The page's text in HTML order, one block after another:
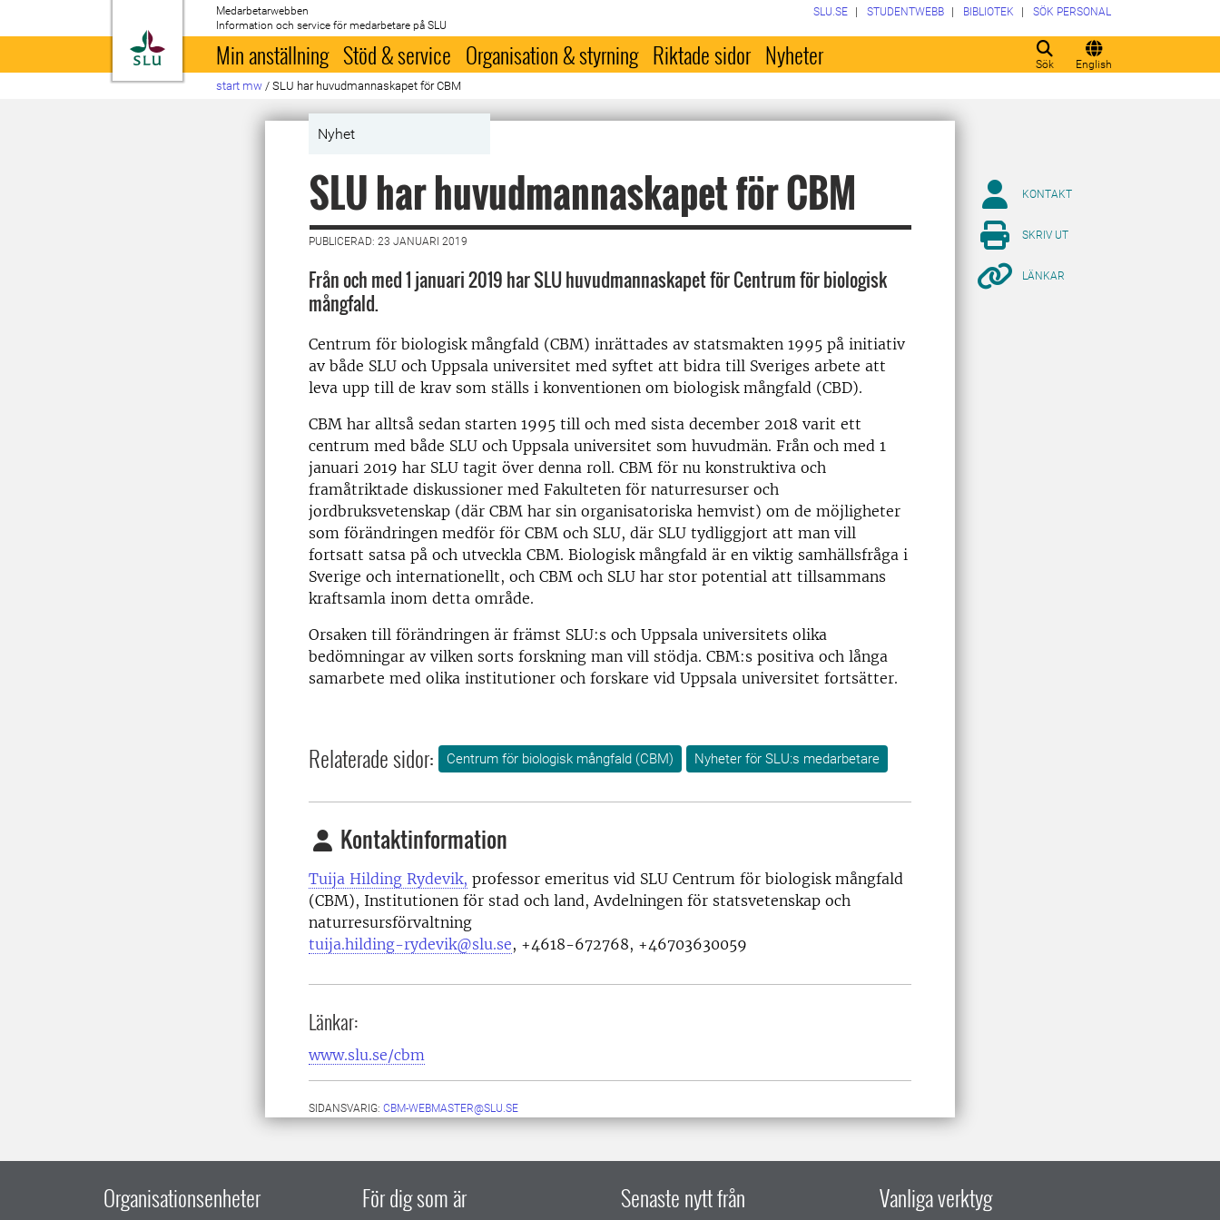
Till startsida
Medarbetarwebben
Information och service för medarbetare på SLU
Sök English
SLU.SE STUDENTWEBB BIBLIOTEK SÖK PERSONAL
Min anställning Stöd & service Organisation & styrning Riktade sidor Nyheter
start mw / SLU har huvudmannaskapet för CBM
Nyhet
SLU har huvudmannaskapet för CBM
PUBLICERAD: 23 JANUARI 2019
Från och med 1 januari 2019 har SLU huvudmannaskapet för Centrum för biologisk
mångfald.
Centrum för biologisk mångfald (CBM) inrättades av statsmakten 1995 på initiativ
av både SLU och Uppsala universitet med syftet att bidra till Sveriges arbete att
leva upp till de krav som ställs i konventionen om biologisk mångfald (CBD).
CBM har alltså sedan starten 1995 till och med sista december 2018 varit ett
centrum med både SLU och Uppsala universitet som huvudmän. Från och med 1
januari 2019 har SLU tagit över denna roll. CBM för nu konstruktiva och
framåtriktade diskussioner med Fakulteten för naturresurser och
jordbruksvetenskap (där CBM har sin organisatoriska hemvist) om de möjligheter
som förändringen medför för CBM och SLU, där SLU tydliggjort att man vill
fortsatt satsa på och utveckla CBM. Biologisk mångfald är en viktig samhällsfråga i
Sverige och internationellt, och CBM och SLU har stor potential att tillsammans
kraftsamla inom detta område.
Orsaken till förändringen är främst SLU:s och Uppsala universitets olika
bedömningar av vilken sorts forskning man vill stödja. CBM:s positiva och långa
samarbete med olika institutioner och forskare vid Uppsala universitet fortsätter.
Relaterade sidor: Centrum för biologisk mångfald (CBM) Nyheter för SLU:s medarbetare
Kontaktinformation
Tuija Hilding Rydevik, professor emeritus vid SLU Centrum för biologisk mångfald
(CBM), Institutionen för stad och land, Avdelningen för statsvetenskap och
naturresursförvaltning
tuija.hilding-rydevik@slu.se, +4618-672768, +46703630059
Länkar:
www.slu.se/cbm
SIDANSVARIG: CBM-WEBMASTER@SLU.SE
KONTAKT
SKRIV UT
LÄNKAR
Organisationsenheter För dig som är Senaste nytt från Vanliga verktyg